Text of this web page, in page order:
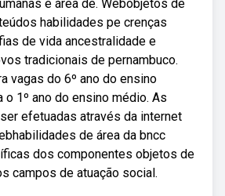
e área de. Webobjetos de
habilidades pe crenças
de vida ancestralidade e
tradicionais de pernambuco.
vagas do 6º ano do ensino
o 1º ano do ensino médio. As
efetuadas através da internet
de área da bncc
dos componentes objetos de
campos de atuação social.